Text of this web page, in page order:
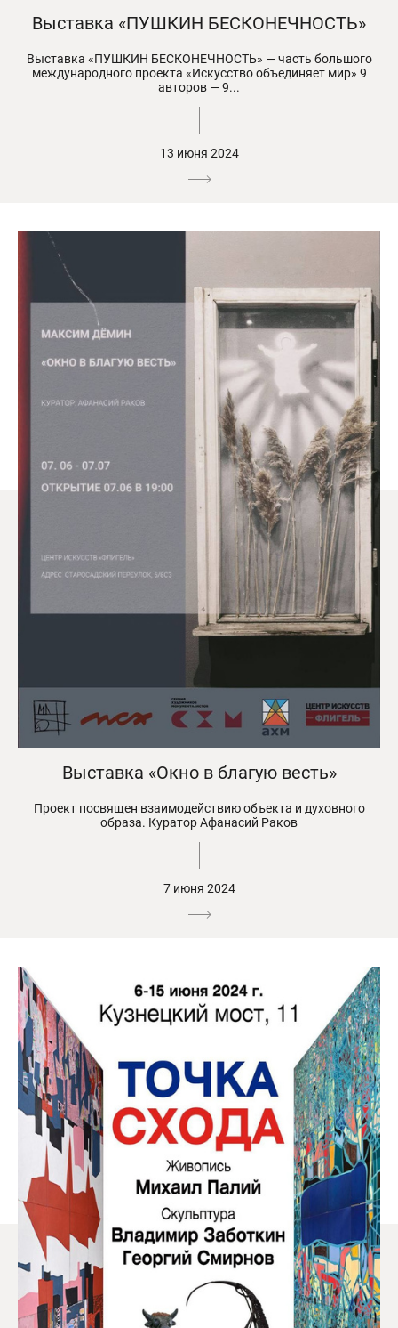
Выставка «ПУШКИН БЕСКОНЕЧНОСТЬ»
Выставка «ПУШКИН БЕСКОНЕЧНОСТЬ» — часть большого
международного проекта «Искусство объединяет мир» 9
авторов — 9...
13 июня 2024
Выставка «Окно в благую весть»
Проект посвящен взаимодействию объекта и духовного
образа. Куратор Афанасий Раков
7 июня 2024